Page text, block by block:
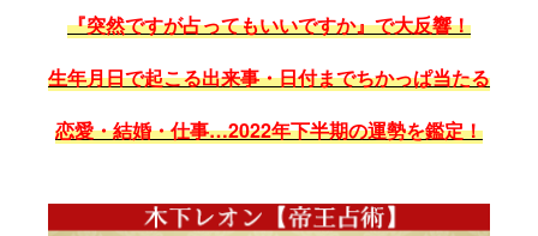
『突然ですが占ってもいいですか』で大反響！
生年月日で起こる出来事・日付までちかっぱ当たる
恋愛・結婚・仕事…2022年下半期の運勢を鑑定！